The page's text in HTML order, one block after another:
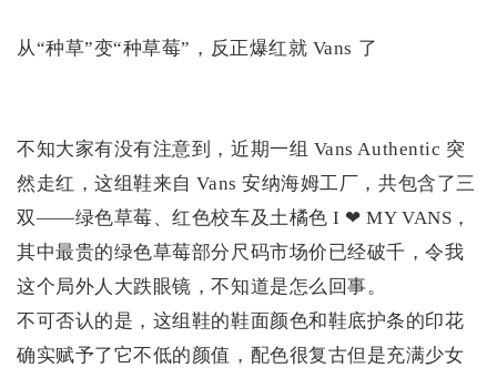
从“种草”变“种草莓”，反正爆红就 Vans 了
不知大家有没有注意到，近期一组 Vans Authentic 突
然走红，这组鞋来自 Vans 安纳海姆工厂，共包含了三
双——绿色草莓、红色校车及土橘色 I ❤ MY VANS，
其中最贵的绿色草莓部分尺码市场价已经破千，令我
这个局外人大跌眼镜，不知道是怎么回事。
不可否认的是，这组鞋的鞋面颜色和鞋底护条的印花
确实赋予了它不低的颜值，配色很复古但是充满少女